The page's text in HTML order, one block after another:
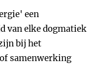
een
van elke dogmatiek
bij het
samenwerking